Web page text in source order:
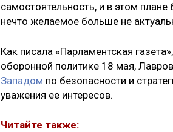
самостоятельность, и в этом
нечто желаемое больше не
Как писала «Парламентская
оборонной политике 18 мая,
Западом по безопасности и
уважения ее интересов.
Читайте также: